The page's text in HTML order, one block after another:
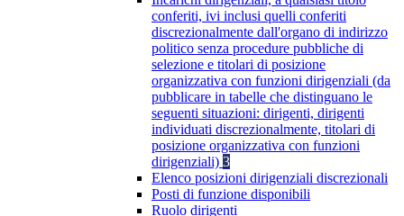
conferiti, ivi inclusi quelli conferiti
discrezionalmente dall'organo di indirizzo
politico senza procedure pubbliche di
selezione e titolari di posizione
organizzativa con funzioni dirigenziali (da
pubblicare in tabelle che distinguano le
seguenti situazioni: dirigenti, dirigenti
individuati discrezionalmente, titolari di
posizione organizzativa con funzioni
dirigenziali) 3
Elenco posizioni dirigenziali discrezionali
Posti di funzione disponibili
Ruolo dirigenti